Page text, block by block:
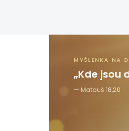
MYŠLENKA NA
„Kde jsou
Matouš 18,20